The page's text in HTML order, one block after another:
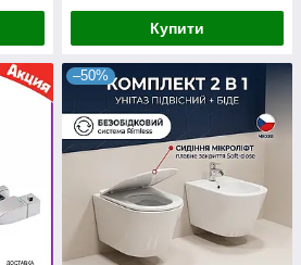
Купити
–50%